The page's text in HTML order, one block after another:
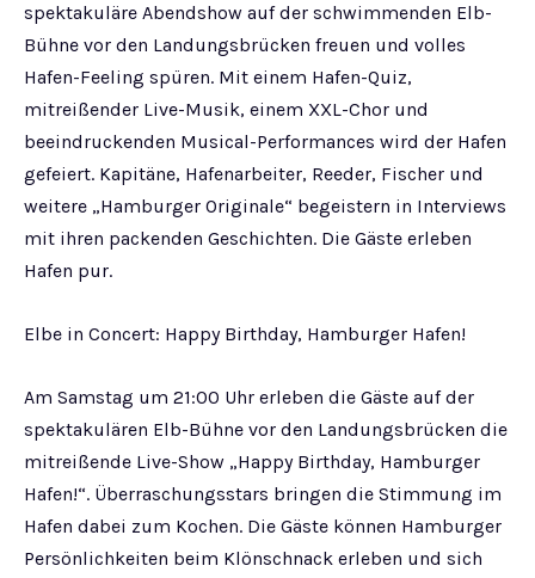
spektakuläre Abendshow auf der schwimmenden Elb-
Bühne vor den Landungsbrücken freuen und volles
Hafen-Feeling spüren. Mit einem Hafen-Quiz,
mitreißender Live-Musik, einem XXL-Chor und
beeindruckenden Musical-Performances wird der Hafen
gefeiert. Kapitäne, Hafenarbeiter, Reeder, Fischer und
weitere „Hamburger Originale“ begeistern in Interviews
mit ihren packenden Geschichten. Die Gäste erleben
Hafen pur.
Elbe in Concert: Happy Birthday, Hamburger Hafen!
Am Samstag um 21:00 Uhr erleben die Gäste auf der
spektakulären Elb-Bühne vor den Landungsbrücken die
mitreißende Live-Show „Happy Birthday, Hamburger
Hafen!“. Überraschungsstars bringen die Stimmung im
Hafen dabei zum Kochen. Die Gäste können Hamburger
Persönlichkeiten beim Klönschnack erleben und sich